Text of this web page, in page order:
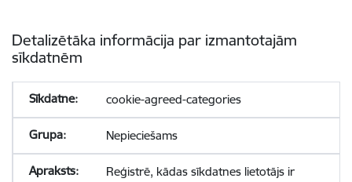
Detalizētāka informācija par izmantotajām
sīkdatnēm
cookie-agreed-categories
Nepieciešams
Reģistrē, kādas sīkdatnes lietotājs ir